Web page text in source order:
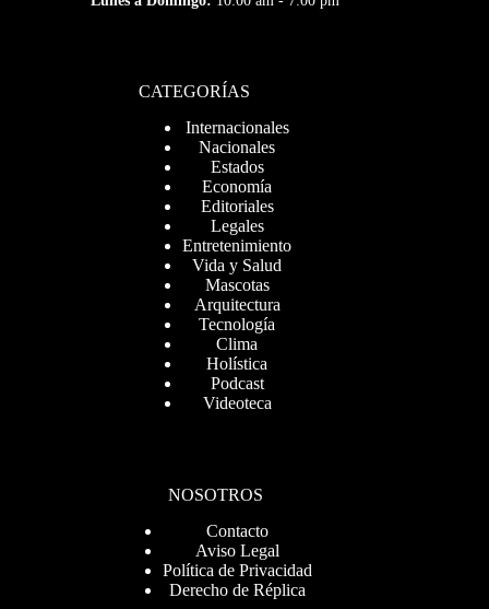
CATEGORÍAS
Internacionales
Nacionales
Estados
Economía
Editoriales
Legales
Entretenimiento
Vida y Salud
Mascotas
Arquitectura
Tecnología
Clima
Holística
Podcast
Videoteca
NOSOTROS
Contacto
Aviso Legal
Política de Privacidad
Derecho de Réplica